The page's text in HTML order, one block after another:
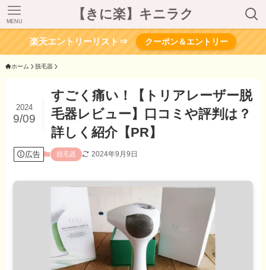
【きに楽】キニラク
MENU
楽天エントリーリスト⇒ クーポン＆エントリー
ホーム 脱毛器
すごく痛い！【トリアレーザー脱
毛器レビュー】口コミや評判は？
詳しく紹介【PR】
2024
9/09
広告 脱毛器 2024年9月9日